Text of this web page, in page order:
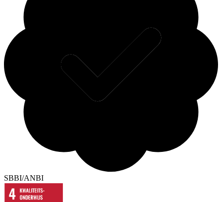
SBBI/ANBI